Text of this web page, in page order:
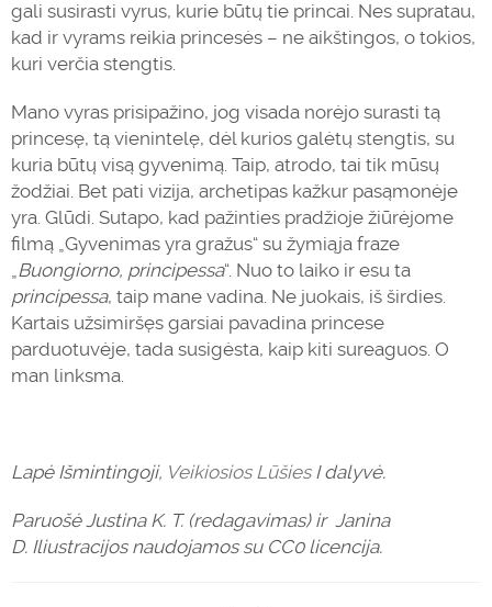
gali susirasti vyrus, kurie būtų tie princai. Nes supratau,
kad ir vyrams reikia princesės – ne aikštingos, o tokios,
kuri verčia stengtis.
Mano vyras prisipažino, jog visada norėjo surasti tą
princesę, tą vienintelę, dėl kurios galėtų stengtis, su
kuria būtų visą gyvenimą. Taip, atrodo, tai tik mūsų
žodžiai. Bet pati vizija, archetipas kažkur pasąmonėje
yra. Glūdi. Sutapo, kad pažinties pradžioje žiūrėjome
filmą „Gyvenimas yra gražus“ su žymiąja fraze
„Buongiorno, principessa“. Nuo to laiko ir esu ta
principessa, taip mane vadina. Ne juokais, iš širdies.
Kartais užsimiršęs garsiai pavadina princese
parduotuvėje, tada susigėsta, kaip kiti sureaguos. O
man linksma.
Lapė Išmintingoji, Veikiosios LūšiesI dalyvė.
Paruošė Justina K. T. (redagavimas) ir Janina
D. Iliustracijos naudojamos su CC0 licencija.